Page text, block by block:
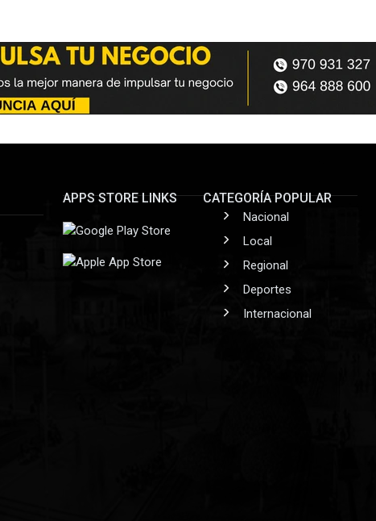
APPS STORE LINKS CATEGORÍA POPULAR
Nacional
Local
Regional
Deportes
Internacional